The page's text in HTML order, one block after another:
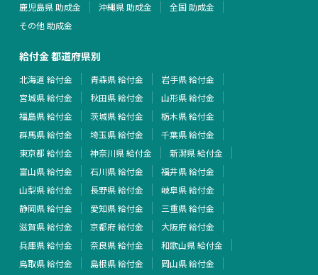
鹿児島県 助成金
沖縄県 助成金
全国 助成金
その他 助成金
給付金 都道府県別
北海道 給付金 青森県 給付金
岩手県 給付金
宮城県 給付金
秋田県 給付金
山形県 給付金
福島県 給付金
茨城県 給付金
栃木県 給付金
群馬県 給付金
埼玉県 給付金
千葉県 給付金
東京都 給付金
神奈川県 給付金
新潟県 給付金
富山県 給付金
石川県 給付金
福井県 給付金
山梨県 給付金
長野県 給付金
岐阜県 給付金
静岡県 給付金
愛知県 給付金
三重県 給付金
滋賀県 給付金
京都府 給付金
大阪府 給付金
兵庫県 給付金
奈良県 給付金
和歌山県 給付金
鳥取県 給付金
島根県 給付金
岡山県 給付金